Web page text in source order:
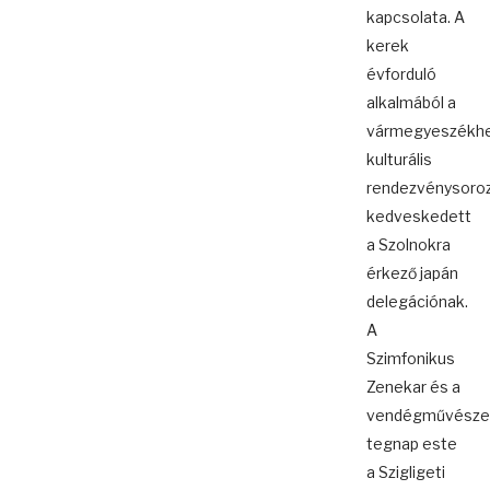
kapcsolata. A
kerek
évforduló
alkalmából a
kulturális
kedveskedett
a Szolnokra
érkező japán
delegációnak.
A
Szimfonikus
Zenekar és a
tegnap este
a Szigligeti